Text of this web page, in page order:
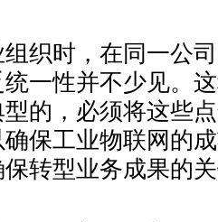
织时，在同一公
一性并不少见。
的，必须将这些
保工业物联网的
转型业务成果的